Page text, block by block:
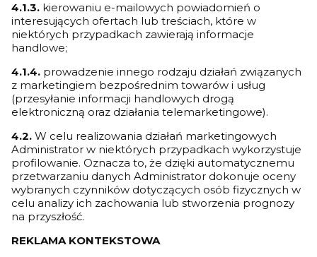
4.1.3. kierowaniu e-mailowych powiadomień o
interesujących ofertach lub treściach, które w
niektórych przypadkach zawierają informacje
handlowe;
4.1.4. prowadzenie innego rodzaju działań związanych
z marketingiem bezpośrednim towarów i usług
(przesyłanie informacji handlowych drogą
elektroniczną oraz działania telemarketingowe).
4.2. W celu realizowania działań marketingowych
Administrator w niektórych przypadkach wykorzystuje
profilowanie. Oznacza to, że dzięki automatycznemu
przetwarzaniu danych Administrator dokonuje oceny
wybranych czynników dotyczących osób fizycznych w
celu analizy ich zachowania lub stworzenia prognozy
na przyszłość.
REKLAMA KONTEKSTOWA